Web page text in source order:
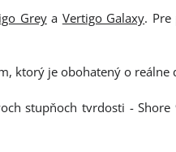
Greya Vertigo Galaxy. Pre
ktorý je obohatený o reálne
stupňoch tvrdosti - Shore